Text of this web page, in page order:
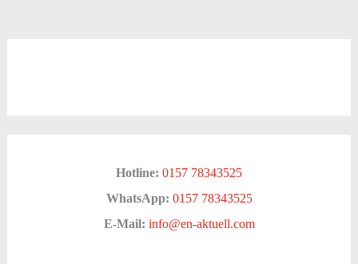
Hotline: 0157 78343525
WhatsApp: 0157 78343525
E-Mail: info@en-aktuell.com